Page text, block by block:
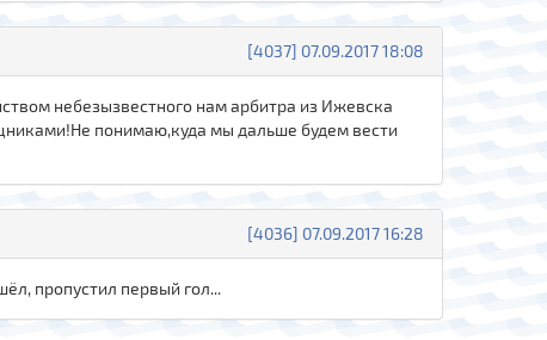
[4037] 07.09.2017 18:08
небезызвестного нам арбитра из Ижевска
понимаю,куда мы дальше будем вести
[4036] 07.09.2017 16:28
пропустил первый гол...